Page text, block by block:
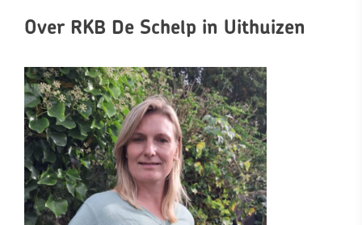
Over RKB De Schelp in Uithuizen